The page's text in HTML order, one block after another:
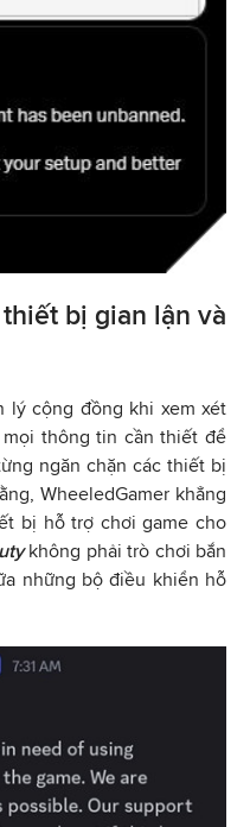
bị gian lận và
lý cộng đồng khi xem xét
thông tin cần thiết để
ngăn chặn các thiết bị
WheeledGamer khẳng
bị hỗ trợ chơi game cho
không phải trò chơi bắn
những bộ điều khiển hỗ